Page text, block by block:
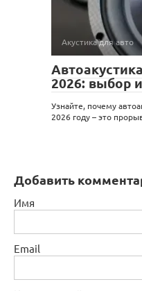
Акустика для авто
2026: выбор
Узнайте, почему
2026 году – это
Добавить
Имя
Email